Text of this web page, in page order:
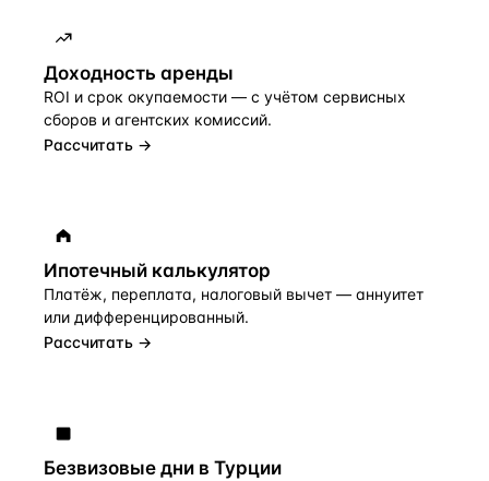
Доходность аренды
ROI и срок окупаемости — с учётом сервисных
сборов и агентских комиссий.
Рассчитать →
Ипотечный калькулятор
Платёж, переплата, налоговый вычет — аннуитет
или дифференцированный.
Рассчитать →
Безвизовые дни в Турции